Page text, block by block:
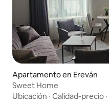
Apartamento en Ereván
Sweet Home
Ubicación · Calidad-precio ·